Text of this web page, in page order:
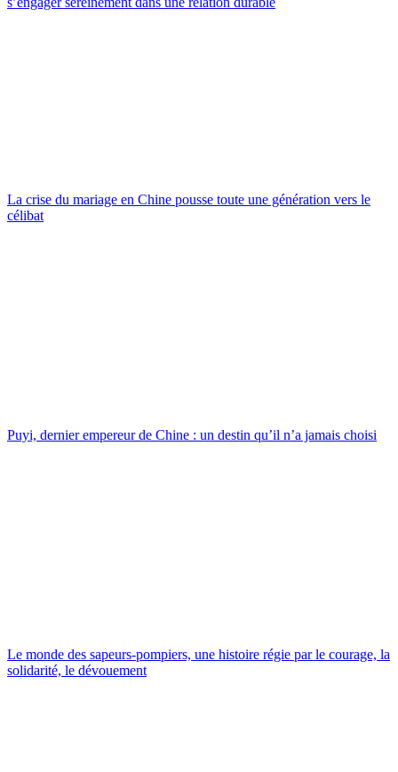
La crise du mariage en Chine pousse toute une génération vers le
célibat
Puyi, dernier empereur de Chine : un destin qu’il n’a jamais choisi
Le monde des sapeurs-pompiers, une histoire régie par le courage, la
solidarité, le dévouement